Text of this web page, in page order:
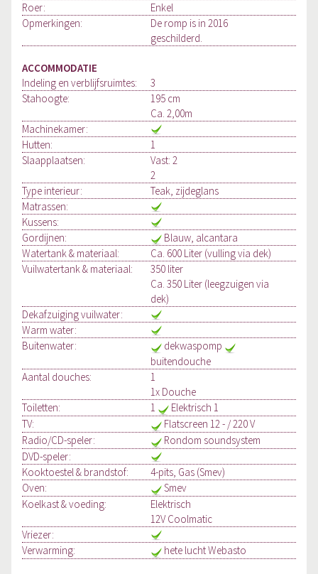
Roer:
Enkel
Opmerkingen:
De romp is in 2016
geschilderd.
ACCOMMODATIE
Indeling en verblijfsruimtes:
3
Stahoogte:
195 cm
Ca. 2,00m
Machinekamer:
Hutten:
1
Slaapplaatsen:
Vast: 2
2
Type interieur:
Teak, zijdeglans
Matrassen:
Kussens:
Gordijnen:
Blauw, alcantara
Watertank & materiaal:
Ca. 600 Liter (vulling via dek)
Vuilwatertank & materiaal:
350 liter
Ca. 350 Liter (leegzuigen via
dek)
Dekafzuiging vuilwater:
Warm water:
Buitenwater:
dekwaspomp
buitendouche
Aantal douches:
1
1x Douche
Toiletten:
1
Elektrisch 1
TV:
Flatscreen 12 - / 220 V
Radio/CD-speler:
Rondom soundsystem
DVD-speler:
Kooktoestel & brandstof:
4-pits, Gas (Smev)
Oven:
Smev
Koelkast & voeding:
Elektrisch
12V Coolmatic
Vriezer:
Verwarming:
hete lucht Webasto